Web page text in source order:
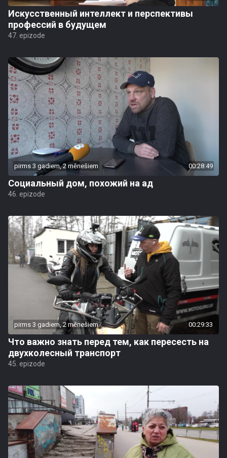
Искусственный интеллект и перспективы
профессий в будущем
47. epizode
pirms 3 gadiem, 2 mēnešiem 00:28:49
Социальный дом, похожий на ад
46. epizode
pirms 3 gadiem, 2 mēnešiem 00:29:33
Что важно знать перед тем, как пересесть на
двухколесный транспорт
45. epizode